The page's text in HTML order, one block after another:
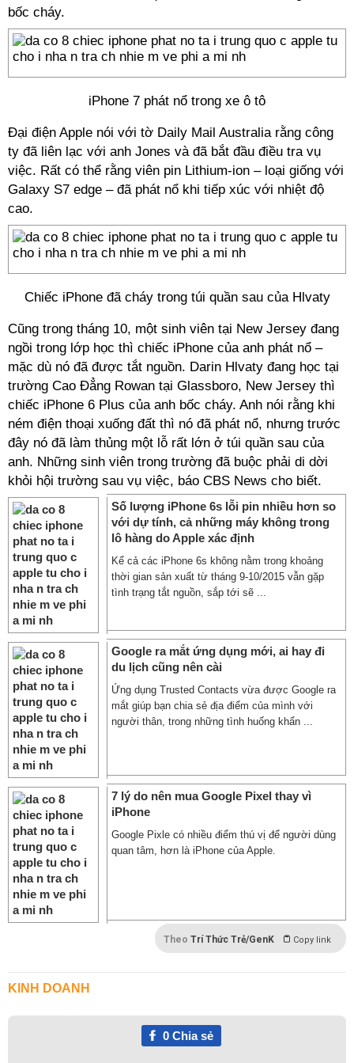
bốc cháy.
iPhone 7 phát nổ trong xe ô tô
Đại điện Apple nói với tờ Daily Mail Australia rằng công
ty đã liên lạc với anh Jones và đã bắt đầu điều tra vụ
việc. Rất có thể rằng viên pin Lithium-ion – loại giống với
Galaxy S7 edge – đã phát nổ khi tiếp xúc với nhiệt độ
cao.
Chiếc iPhone đã cháy trong túi quần sau của Hlvaty
Cũng trong tháng 10, một sinh viên tại New Jersey đang
ngồi trong lớp học thì chiếc iPhone của anh phát nổ –
mặc dù nó đã được tắt nguồn. Darin Hlvaty đang học tại
trường Cao Đẳng Rowan tại Glassboro, New Jersey thì
chiếc iPhone 6 Plus của anh bốc cháy. Anh nói rằng khi
ném điện thoại xuống đất thì nó đã phát nổ, nhưng trước
đây nó đã làm thủng một lỗ rất lớn ở túi quần sau của
anh. Những sinh viên trong trường đã buộc phải di dời
khỏi hội trường sau vụ việc, báo CBS News cho biết.
Số lượng iPhone 6s lỗi pin nhiều hơn so
với dự tính, cả những máy không trong
lô hàng do Apple xác định
Kể cả các iPhone 6s không nằm trong khoảng
thời gian sản xuất từ tháng 9-10/2015 vẫn gặp
tình trạng tắt nguồn, sắp tới sẽ ...
Google ra mắt ứng dụng mới, ai hay đi
du lịch cũng nên cài
Ứng dụng Trusted Contacts vừa được Google ra
mắt giúp bạn chia sẻ địa điểm của mình với
người thân, trong những tình huống khẩn ...
7 lý do nên mua Google Pixel thay vì
iPhone
Google Pixle có nhiều điểm thú vị để người dùng
quan tâm, hơn là iPhone của Apple.
Theo Trí Thức Trẻ/GenK Copy link
KINH DOANH
0Chia sẻ